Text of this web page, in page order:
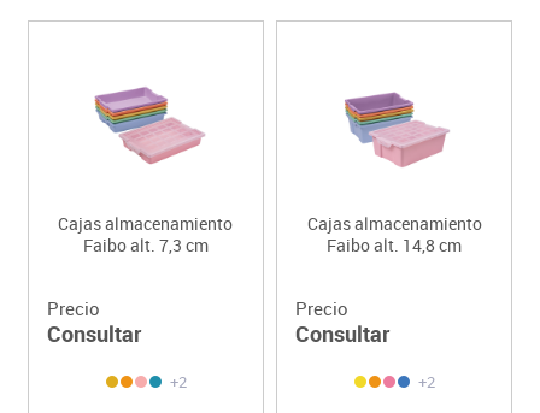
Cajas almacenamiento
Faibo alt. 7,3 cm
Precio
Consultar
+2
Cajas almacenamiento
Faibo alt. 14,8 cm
Precio
Consultar
+2